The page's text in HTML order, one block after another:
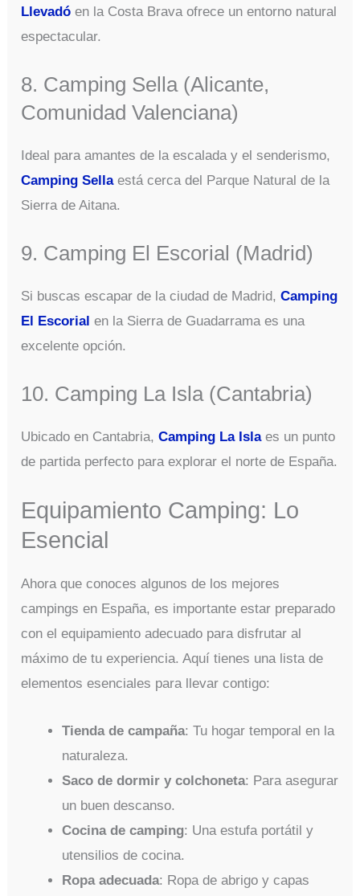
Llevadó en la Costa Brava ofrece un entorno natural
espectacular.
8. Camping Sella (Alicante,
Comunidad Valenciana)
Ideal para amantes de la escalada y el senderismo,
Camping Sellaestá cerca del Parque Natural de la
Sierra de Aitana.
9. Camping El Escorial (Madrid)
Si buscas escapar de la ciudad de Madrid,Camping
El Escorial en la Sierra de Guadarrama es una
excelente opción.
10. Camping La Isla (Cantabria)
Ubicado en Cantabria,Camping La Islaes un punto
de partida perfecto para explorar el norte de España.
Equipamiento Camping: Lo
Esencial
Ahora que conoces algunos de los mejores
campings en España, es importante estar preparado
con el equipamiento adecuado para disfrutar al
máximo de tu experiencia. Aquí tienes una lista de
elementos esenciales para llevar contigo:
Tienda de campaña: Tu hogar temporal en la
naturaleza.
Saco de dormir y colchoneta: Para asegurar
un buen descanso.
Cocina de camping: Una estufa portátil y
utensilios de cocina.
Ropa adecuada: Ropa de abrigo y capas